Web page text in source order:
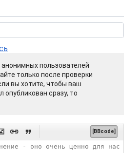
пользователей
только после проверки
вы хотите, чтобы ваш
опубликован сразу, то
  [BBcode]